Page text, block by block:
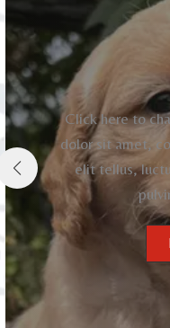
Click here to
dolor sit amet,
elit tellus,